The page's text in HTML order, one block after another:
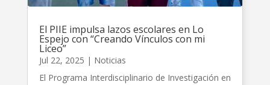
El PIIE impulsa lazos escolares en Lo
Espejo con “Creando Vínculos con mi
Liceo”
Jul 22, 2025 | Noticias
El Programa Interdisciplinario de Investigación en